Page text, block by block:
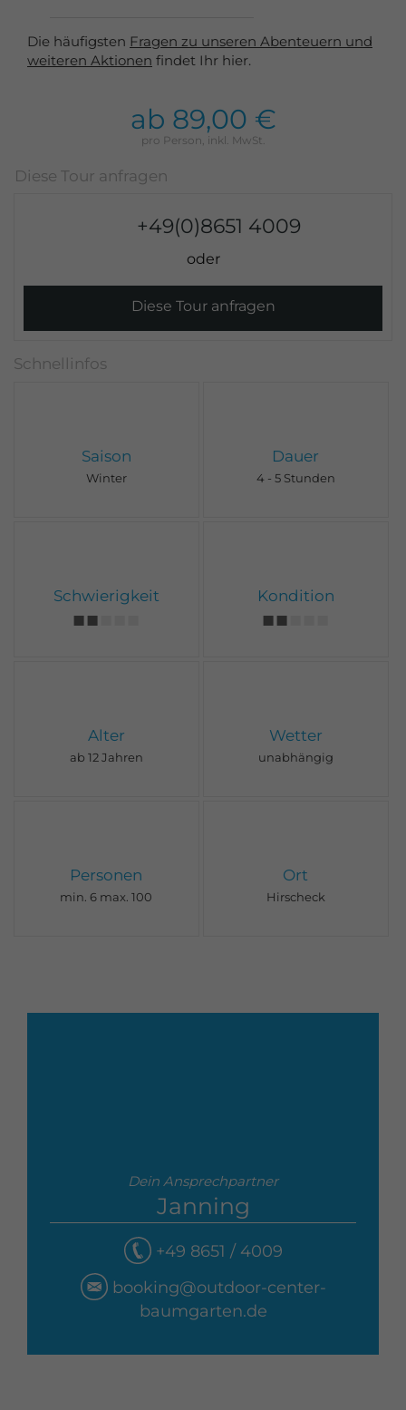
Die häufigsten Fragen zu unseren Abenteuern und
weiteren Aktionen findet Ihr hier.
ab 89,00 €
+49(0)8651 4009
Diese Tour anfragen
Saison
Winter
Dauer
4 - 5 Stunden
Schwierigkeit Kondition
Alter
ab 12 Jahren
Wetter
unabhängig
Personen
min. 6 max. 100
Ort
Hirscheck
Dein Ansprechpartner
Janning
+49 8651 / 4009
booking@outdoor-center-
baumgarten.de